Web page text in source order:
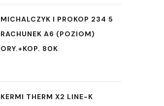
MICHALCZYK I PROKOP 234 5
RACHUNEK A6 (POZIOM)
ORY.+KOP. 80K
KERMI THERM X2 LINE-K